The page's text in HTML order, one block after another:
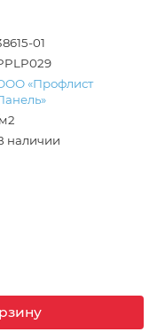
01
«Профлист
наличии